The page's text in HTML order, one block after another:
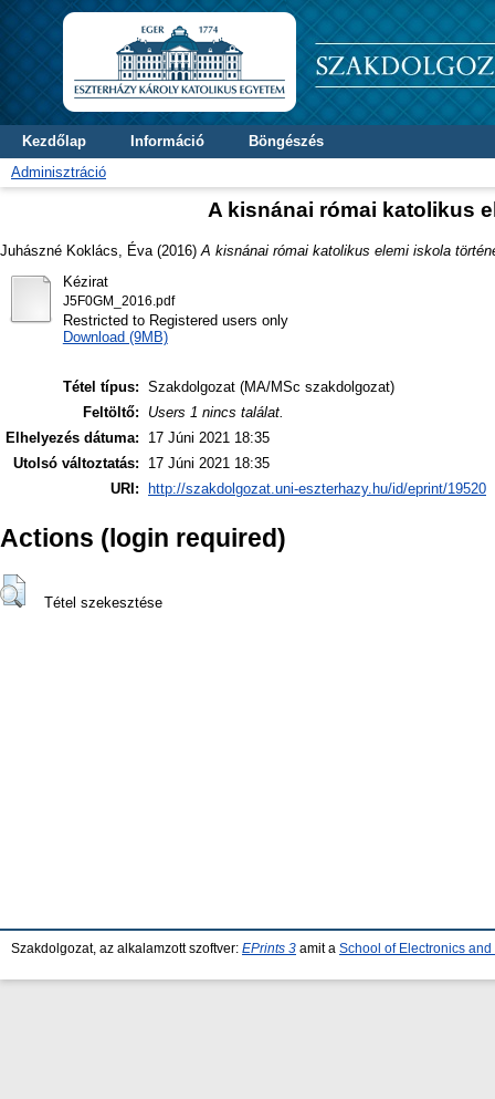
Kezdőlap Információ
Böngészés
Adminisztráció
A kisnánai római katolikus
Juhászné Koklács, Éva (2016) A kisnánai római katolikus elemi iskola
Kézirat
J5F0GM_2016.pdf
Restricted to Registered users only
Download (9MB)
Tétel típus: Szakdolgozat (MA/MSc szakdolgozat)
Feltöltő:
Users 1 nincs találat.
Elhelyezés dátuma:
17 Júni 2021 18:35
Utolsó változtatás:
17 Júni 2021 18:35
URI:
http://szakdolgozat.uni-eszterhazy.hu/id/eprint/19520
Actions (login required)
Tétel szekesztése
Szakdolgozat, az alkalamzott szoftver: EPrints 3 amit a School of Electronics